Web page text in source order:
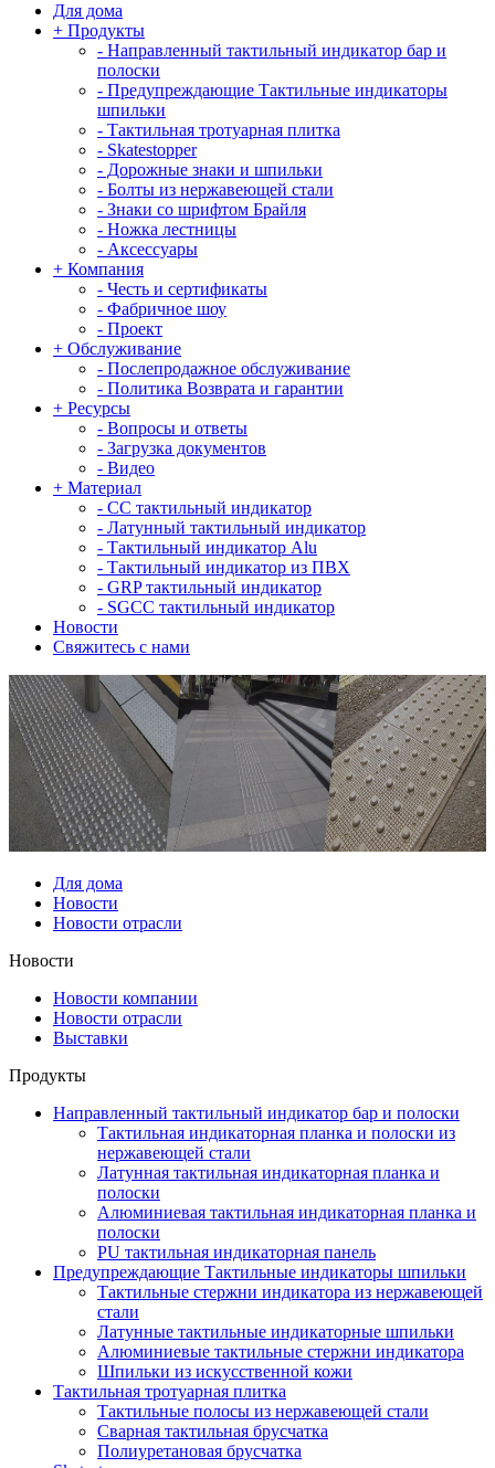
Для дома
+ Продукты
- Направленный тактильный индикатор бар и
полоски
- Предупреждающие Тактильные индикаторы
шпильки
- Тактильная тротуарная плитка
- Skatestopper
- Дорожные знаки и шпильки
- Болты из нержавеющей стали
- Знаки со шрифтом Брайля
- Ножка лестницы
- Аксессуары
+ Компания
- Честь и сертификаты
- Фабричное шоу
- Проект
+ Обслуживание
- Послепродажное обслуживание
- Политика Возврата и гарантии
+ Ресурсы
- Вопросы и ответы
- Загрузка документов
- Видео
+ Материал
- СС тактильный индикатор
- Латунный тактильный индикатор
- Тактильный индикатор Alu
- Тактильный индикатор из ПВХ
- GRP тактильный индикатор
- SGCC тактильный индикатор
Новости
Свяжитесь с нами
Для дома
Новости
Новости отрасли
Новости
Новости компании
Новости отрасли
Выставки
Продукты
Направленный тактильный индикатор бар и полоски
Тактильная индикаторная планка и полоски из
нержавеющей стали
Латунная тактильная индикаторная планка и
полоски
Алюминиевая тактильная индикаторная планка и
полоски
PU тактильная индикаторная панель
Предупреждающие Тактильные индикаторы шпильки
Тактильные стержни индикатора из нержавеющей
стали
Латунные тактильные индикаторные шпильки
Алюминиевые тактильные стержни индикатора
Шпильки из искусственной кожи
Тактильная тротуарная плитка
Тактильные полосы из нержавеющей стали
Сварная тактильная брусчатка
Полиуретановая брусчатка